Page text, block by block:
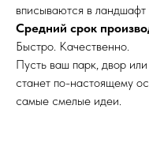
вписываются в
Средний срок
Быстро. Качественно.
Пусть ваш парк, двор
станет по-настоящему
самые смелые идеи.